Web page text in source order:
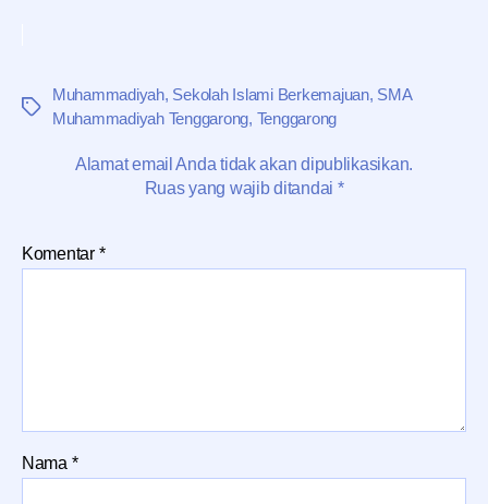
Tag
Muhammadiyah, Sekolah Islami Berkemajuan, SMA
Muhammadiyah Tenggarong, Tenggarong
Alamat email Anda tidak akan dipublikasikan.
Ruas yang wajib ditandai *
Komentar *
Nama *